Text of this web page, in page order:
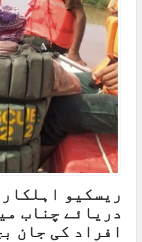
ریسکیو
افراد کی جان